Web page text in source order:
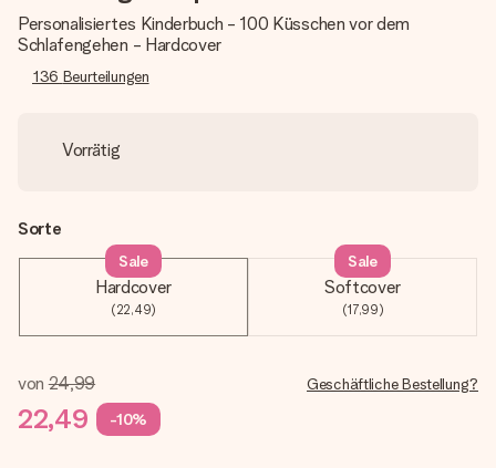
Personalisiertes Kinderbuch - 100 Küsschen vor dem
Schlafengehen - Hardcover
136 Beurteilungen
Vorrätig
Sorte
Hardcover
(22,49)
Sale
Softcover
(17,99)
Sale
von 24,99
22,49 -10%
Geschäftliche Bestellung?